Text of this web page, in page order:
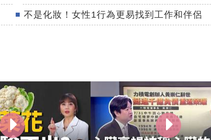
不是化妝！女性1行為更易找到工作和伴侶